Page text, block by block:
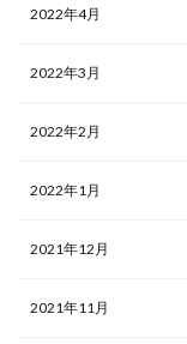
2022年4月
2022年3月
2022年2月
2022年1月
2021年12月
2021年11月